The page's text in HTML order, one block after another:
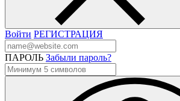
Войти РЕГИСТРАЦИЯ
ПАРОЛЬ Забыли пароль?